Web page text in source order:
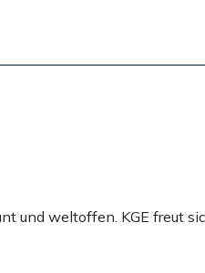
und weltoffen. KGE freut